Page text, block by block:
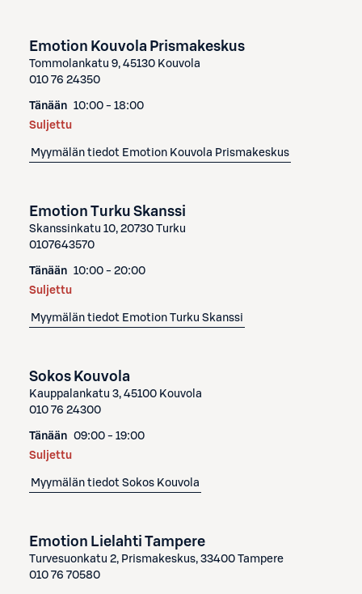
Emotion Kouvola Prismakeskus
Tommolankatu 9, 45130 Kouvola
010 76 24350
Tänään 10:00 - 18:00
Suljettu
Myymälän tiedot Emotion Kouvola Prismakeskus
Emotion Turku Skanssi
Skanssinkatu 10, 20730 Turku
0107643570
Tänään 10:00 - 20:00
Suljettu
Myymälän tiedot Emotion Turku Skanssi
Sokos Kouvola
Kauppalankatu 3, 45100 Kouvola
010 76 24300
Tänään 09:00 - 19:00
Suljettu
Myymälän tiedot Sokos Kouvola
Emotion Lielahti Tampere
Turvesuonkatu 2, Prismakeskus, 33400 Tampere
010 76 70580